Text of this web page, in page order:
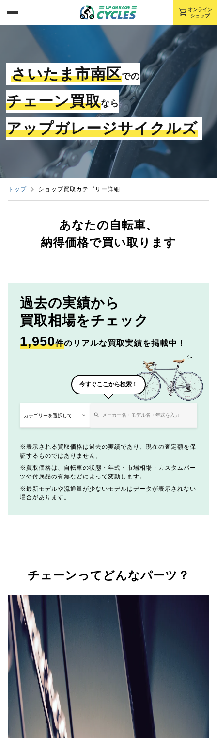
shopping_cart オンライン
ショップ
さいたま市南区での
チェーン買取なら
アップガレージサイクルズ
トップ ショップ買取カテゴリー詳細
あなたの自転車、
納得価格で買い取ります
過去の実績から
買取相場をチェック
1,950件のリアルな買取実績を掲載中！
今すぐここから検索！
表示される買取価格は過去の実績であり、現在の査定額を保
証するものではありません。
買取価格は、自転車の状態・年式・市場相場・カスタムパー
ツや付属品の有無などによって変動します。
最新モデルや流通量が少ないモデルはデータが表示されない
場合があります。
チェーンってどんなパーツ？